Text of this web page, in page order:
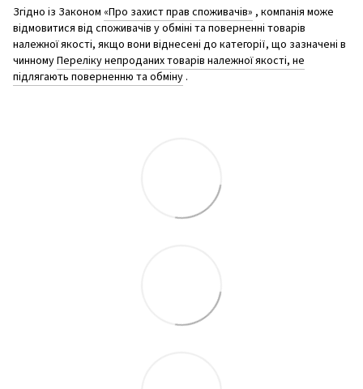
Згідно із Законом «Про захист прав споживачів» , компанія може
відмовитися від споживачів у обміні та поверненні товарів
належної якості, якщо вони віднесені до категорії, що зазначені в
чинномуПереліку непроданих товарів належної якості, не
підлягають поверненню та обміну .